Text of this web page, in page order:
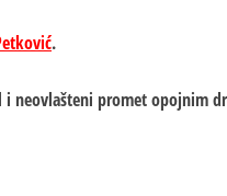
.
neovlašteni promet opojnim